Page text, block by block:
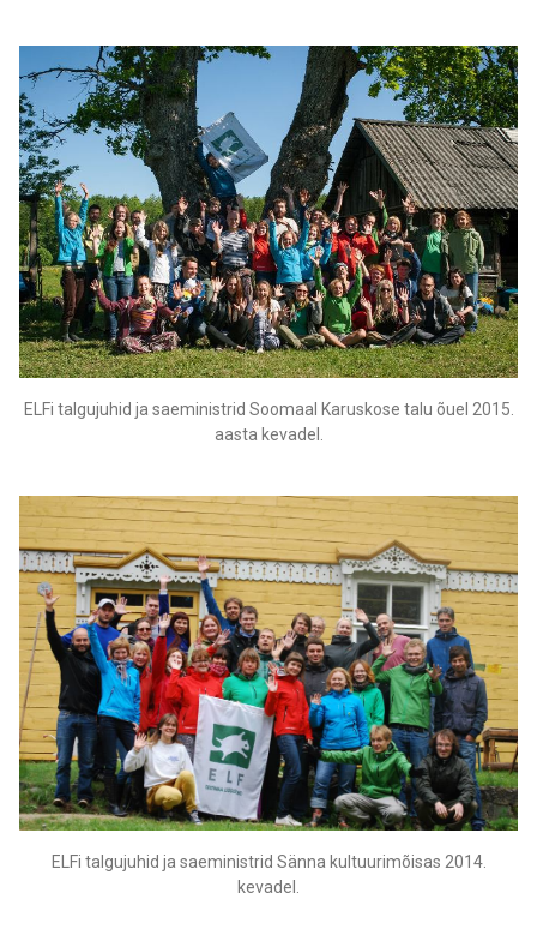
ELFi talgujuhid ja saeministrid Soomaal Karuskose talu õuel 2015.
aasta kevadel.
ELFi talgujuhid ja saeministrid Sänna kultuurimõisas 2014.
kevadel.